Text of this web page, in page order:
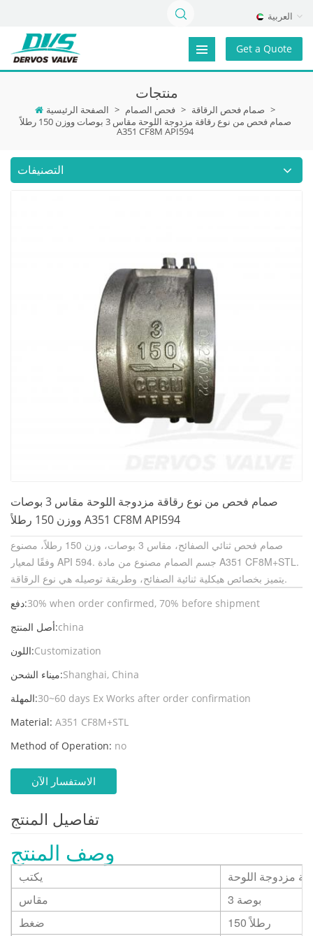
العربية
Get a Quote
منتجات
الصفحة الرئيسية > فحص الصمام > صمام فحص الرقاقة >
صمام فحص من نوع رقاقة مزدوجة اللوحة مقاس 3 بوصات ووزن 150 رطلاً
A351 CF8M API594
التصنيفات
صمام فحص من نوع رقاقة مزدوجة اللوحة مقاس 3 بوصات
ووزن 150 رطلاً A351 CF8M API594
صمام فحص ثنائي الصفائح، مقاس 3 بوصات، وزن 150 رطلاً، مصنوع
وفقًا لمعيار API 594. جسم الصمام مصنوع من مادة A351 CF8M+STL.
يتميز بخصائص هيكلية ثنائية الصفائح، وطريقة توصيله هي نوع الرقاقة.
دفع:30% when order confirmed, 70% before shipment
أصل المنتج:china
اللون:Customization
ميناء الشحن:Shanghai, China
المهلة:30~60 days Ex Works after order confirmation
Material: A351 CF8M+STL
Method of Operation: no
الاستفسار الآن
تفاصيل المنتج
وصف المنتج
يكتب
مزدوجة اللوحة
مقاس
3 بوصة
ضغط
150 رطلاً